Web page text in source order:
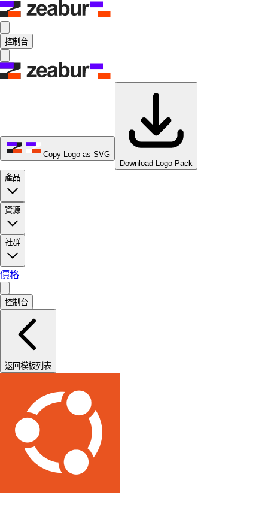
控制台
Copy Logo as SVG
Download Logo Pack
產品
資源
社群
價格
控制台
返回模板列表